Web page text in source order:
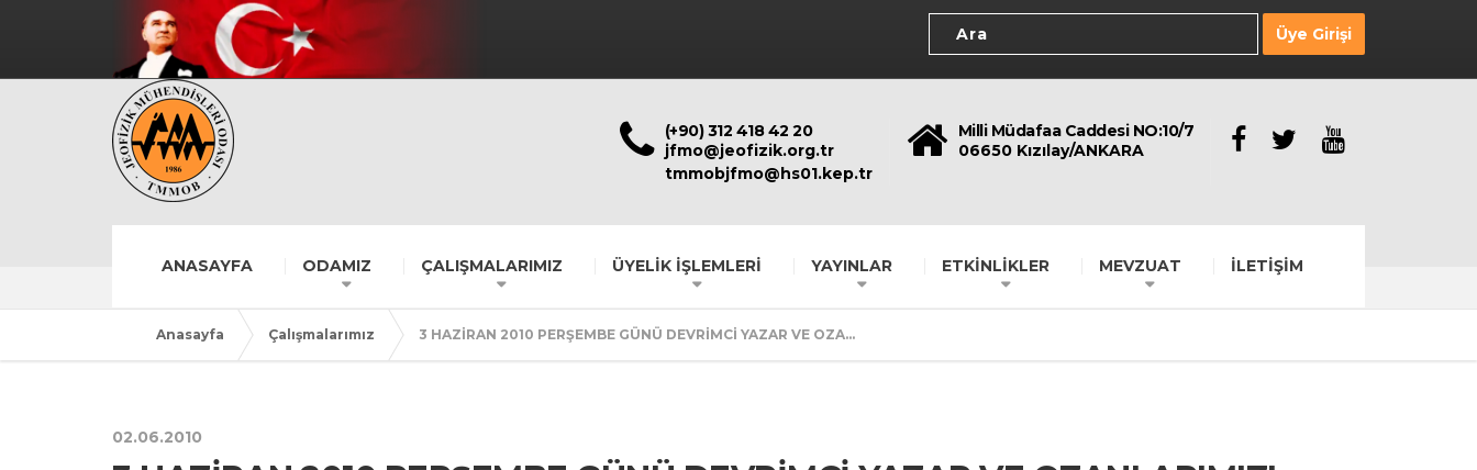
Üye Girişi
(+90) 312 418 42 20
jfmo@jeofizik.org.tr
tmmobjfmo@hs01.kep.tr
Milli Müdafaa Caddesi NO:10/7
06650 Kızılay/ANKARA
ANASAYFA ODAMIZ ÇALIŞMALARIMIZ ÜYELİK İŞLEMLERİ YAYINLAR ETKİNLİKLER MEVZUAT İLETİŞİM
Anasayfa Çalışmalarımız 3 HAZİRAN 2010 PERŞEMBE GÜNÜ DEVRİMCİ YAZAR VE OZA...
02.06.2010